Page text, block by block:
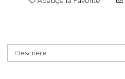
Descriere